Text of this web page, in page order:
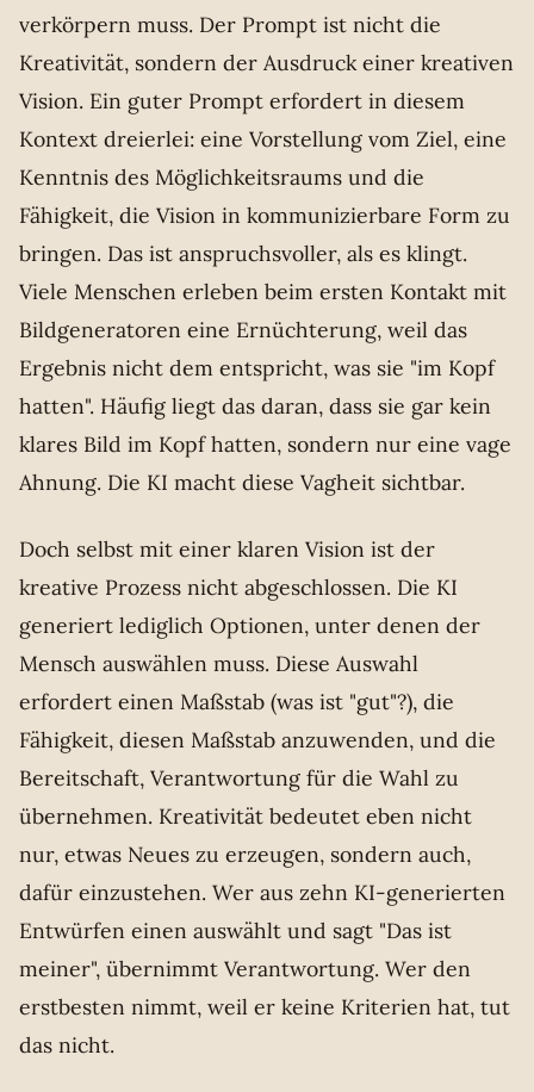
verkörpern muss. Der Prompt ist nicht die
Kreativität, sondern der Ausdruck einer kreativen
Vision. Ein guter Prompt erfordert in diesem
Kontext dreierlei: eine Vorstellung vom Ziel, eine
Kenntnis des Möglichkeitsraums und die
Fähigkeit, die Vision in kommunizierbare Form zu
bringen. Das ist anspruchsvoller, als es klingt.
Viele Menschen erleben beim ersten Kontakt mit
Bildgeneratoren eine Ernüchterung, weil das
Ergebnis nicht dem entspricht, was sie "im Kopf
hatten". Häufig liegt das daran, dass sie gar kein
klares Bild im Kopf hatten, sondern nur eine vage
Ahnung. Die KI macht diese Vagheit sichtbar.
Doch selbst mit einer klaren Vision ist der
kreative Prozess nicht abgeschlossen. Die KI
generiert lediglich Optionen, unter denen der
Mensch auswählen muss. Diese Auswahl
erfordert einen Maßstab (was ist "gut"?), die
Fähigkeit, diesen Maßstab anzuwenden, und die
Bereitschaft, Verantwortung für die Wahl zu
übernehmen. Kreativität bedeutet eben nicht
nur, etwas Neues zu erzeugen, sondern auch,
dafür einzustehen. Wer aus zehn KI-generierten
Entwürfen einen auswählt und sagt "Das ist
meiner", übernimmt Verantwortung. Wer den
erstbesten nimmt, weil er keine Kriterien hat, tut
das nicht.